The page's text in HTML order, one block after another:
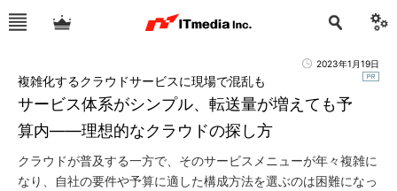
2023年1月19日
サービス体系がシンプル、転送量が増えても予
算内――理想的なクラウドの探し方
複雑化するクラウドサービスに現場で混乱も
クラウドが普及する一方で、そのサービスメニューが年々複雑に
なり、自社の要件や予算に適した構成方法を選ぶのは困難になっ